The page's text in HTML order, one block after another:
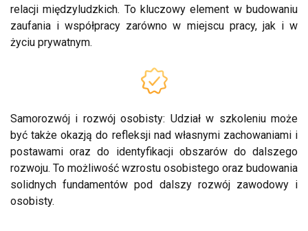
relacji międzyludzkich. To kluczowy element w budowaniu
zaufania i współpracy zarówno w miejscu pracy, jak i w
życiu prywatnym.
Samorozwój i rozwój osobisty: Udział w szkoleniu może
być także okazją do refleksji nad własnymi zachowaniami i
postawami oraz do identyfikacji obszarów do dalszego
rozwoju. To możliwość wzrostu osobistego oraz budowania
solidnych fundamentów pod dalszy rozwój zawodowy i
osobisty.